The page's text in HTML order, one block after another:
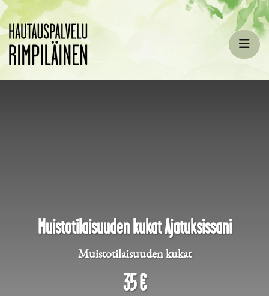
Siirry pääsisältöön
Muistotilaisuuden kukat Ajatuksissani
Muistotilaisuuden kukat
35 €